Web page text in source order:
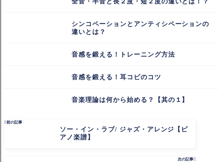
シンコペーションとアンティシペーションの
違いとは？
音感を鍛える！トレーニング方法
音感を鍛える！耳コピのコツ
音楽理論は何から始める？【其の１】
前の記事
ソー・イン・ラブ/ ジャズ・アレンジ【ピ
アノ楽譜】
次の記事